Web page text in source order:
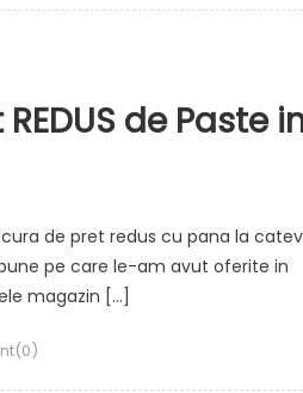
de Paste
de pret redus cu pana la
pe care le-am avut oferite in
magazin […]